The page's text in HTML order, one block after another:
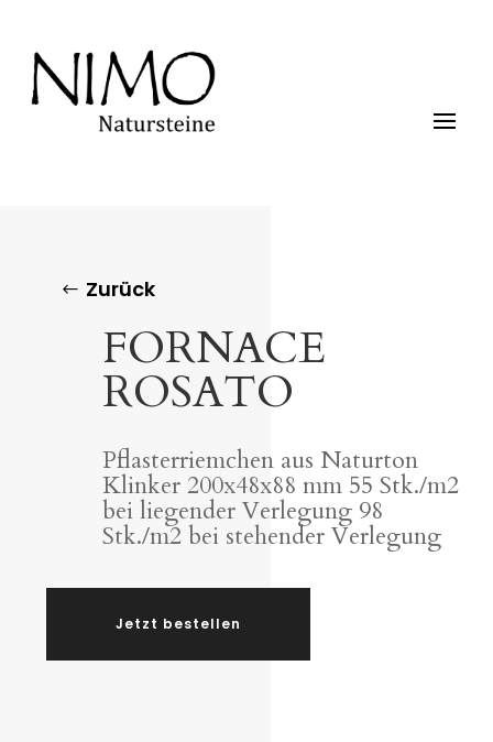
Zurück
FORNACE
ROSATO
Pflasterriemchen aus Naturton
Klinker 200x48x88 mm 55 Stk./m2
bei liegender Verlegung 98
Stk./m2 bei stehender Verlegung
Jetzt bestellen